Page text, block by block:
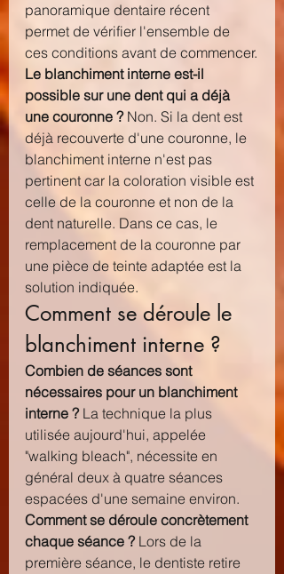
panoramique dentaire récent
permet de vérifier l'ensemble de
ces conditions avant de commencer.
Le blanchiment interne est-il
possible sur une dent qui a déjà
une couronne ? Non. Si la dent est
déjà recouverte d'une couronne, le
blanchiment interne n'est pas
pertinent car la coloration visible est
celle de la couronne et non de la
dent naturelle. Dans ce cas, le
remplacement de la couronne par
une pièce de teinte adaptée est la
solution indiquée.
Comment se déroule le
blanchiment interne ?
Combien de séances sont
nécessaires pour un blanchiment
interne ? La technique la plus
utilisée aujourd'hui, appelée
"walking bleach", nécessite en
général deux à quatre séances
espacées d'une semaine environ.
Comment se déroule concrètement
chaque séance ? Lors de la
première séance, le dentiste retire